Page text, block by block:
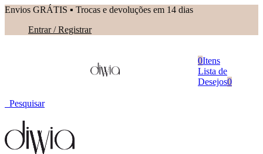
Envios GRÁTIS ▪︎ Trocas e devoluções em 14 dias
Entrar / Registrar
0Itens
Lista de
Desejos0
Pesquisar